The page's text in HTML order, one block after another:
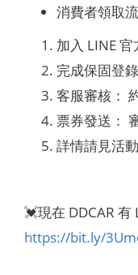
消費者領取
加入 LINE
完成保固登
客服審核：
票券發送：
詳情請見活
💓現在 DDCAR 有
https://bit.ly/